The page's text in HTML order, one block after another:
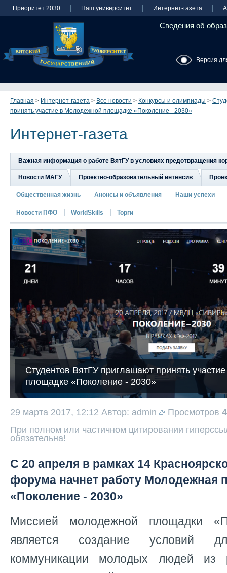
Приоритет 2030 Наш университет Интернет-газета
Сведения об
Версия
Главная > Интернет-газета > Все новости > Конкурсы и олимпиады >
принять участие в Молодежной площадке «Поколение - 2030»
Интернет-газета
Важная информация о работе ВятГУ в условиях предотвращения
Новости МАГУ Проектно-образовательный интенсив
Общественная жизнь Анонсы и объявления Наши успехи
Новости ПФО WorldSkills Торги
Студентов ВятГУ приглашают принять
площадке «Поколение - 2030»
29 марта 2017, 12:12 Автор: admin Просмотров
При полном или частичном цитировании
обязательна!
С 20 апреля в рамках 14
форума начнет работу Молодежная
«Поколение - 2030»
Миссией молодежной площадки
является создание условий
коммуникации молодых людей из